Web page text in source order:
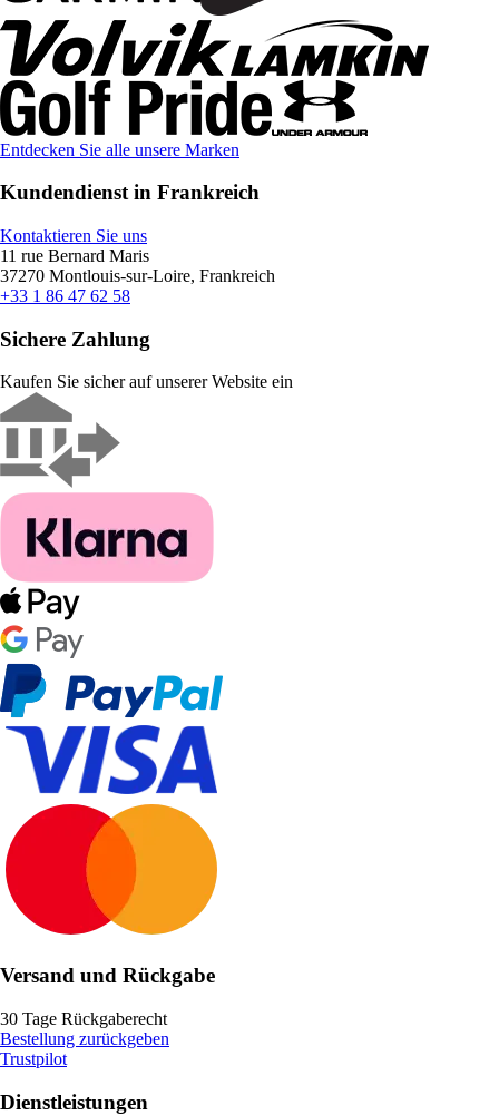
Entdecken Sie alle unsere Marken
Kundendienst in Frankreich
Kontaktieren Sie uns
11 rue Bernard Maris
37270 Montlouis-sur-Loire, Frankreich
+33 1 86 47 62 58
Sichere Zahlung
Kaufen Sie sicher auf unserer Website ein
Versand und Rückgabe
30 Tage Rückgaberecht
Bestellung zurückgeben
Trustpilot
Dienstleistungen